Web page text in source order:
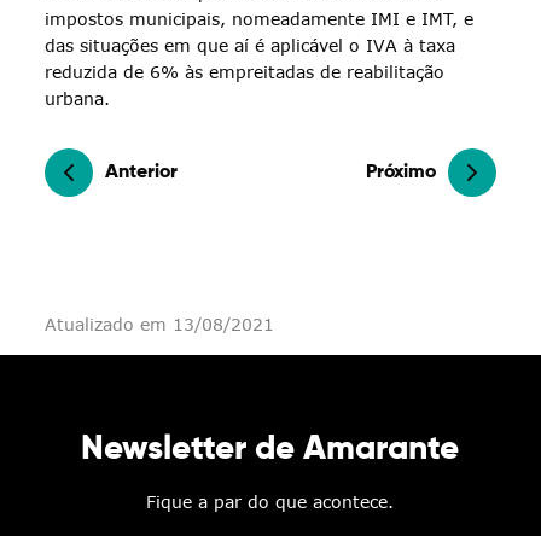
impostos municipais, nomeadamente IMI e IMT, e
das situações em que aí é aplicável o IVA à taxa
reduzida de 6% às empreitadas de reabilitação
urbana.
Anterior Próximo
Atualizado em 13/08/2021
Newsletter de Amarante
Fique a par do que acontece.